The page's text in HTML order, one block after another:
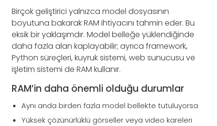
Birçok geliştirici yalnızca model dosyasının
boyutuna bakarak RAM ihtiyacını tahmin eder. Bu
eksik bir yaklaşımdır. Model belleğe yüklendiğinde
daha fazla alan kaplayabilir; ayrıca framework,
Python süreçleri, kuyruk sistemi, web sunucusu ve
işletim sistemi de RAM kullanır.
RAM’in daha önemli olduğu durumlar
Aynı anda birden fazla model bellekte tutuluyorsa
Yüksek çözünürlüklü görseller veya video kareleri